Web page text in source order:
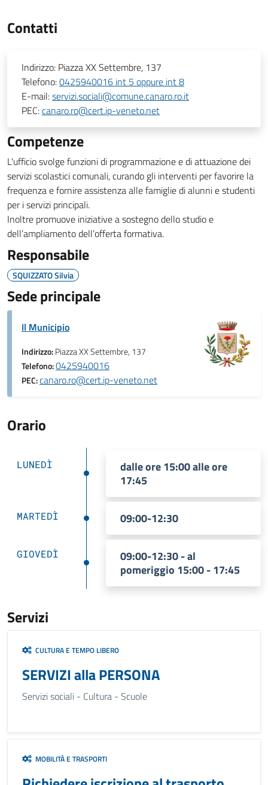
Contatti
Indirizzo: Piazza XX Settembre, 137
Telefono:0425940016 int 5 oppure int 8
E-mail:servizi.sociali@comune.canaro.ro.it
PEC:canaro.ro@cert.ip-veneto.net
Competenze
L'ufficio svolge funzioni di programmazione e di attuazione dei
servizi scolastici comunali, curando gli interventi per favorire la
frequenza e fornire assistenza alle famiglie di alunni e studenti
per i servizi principali.
Inoltre promuove iniziative a sostegno dello studio e
dell’ampliamento dell’offerta formativa.
Responsabile
SQUIZZATO Silvia
Sede principale
Il Municipio
Indirizzo:Piazza XX Settembre, 137
Telefono:0425940016
PEC:canaro.ro@cert.ip-veneto.net
Orario
LUNEDÌ
dalle ore 15:00 alle ore
17:45
MARTEDÌ 09:00-12:30
GIOVEDÌ
09:00-12:30 - al
pomeriggio 15:00 - 17:45
Servizi
CULTURA E TEMPO LIBERO
SERVIZI alla PERSONA
Servizi sociali - Cultura - Scuole
MOBILITÀ E TRASPORTI